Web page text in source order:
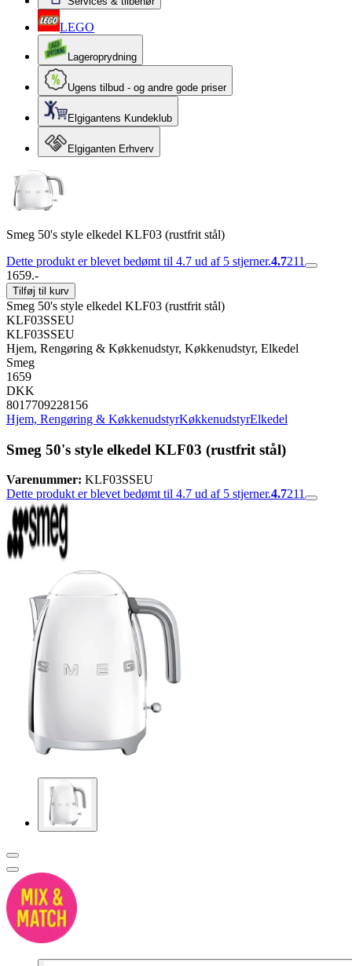
LEGO
Lageroprydning
Ugens tilbud - og andre gode priser
Elgigantens Kundeklub
Elgiganten Erhverv
Smeg 50's style elkedel KLF03 (rustfrit stål)
Dette produkt er blevet bedømt til 4.7 ud af 5 stjerner.4.7211
1659.-
Tilføj til kurv
Smeg 50's style elkedel KLF03 (rustfrit stål)
KLF03SSEU
KLF03SSEU
Hjem, Rengøring & Køkkenudstyr, Køkkenudstyr, Elkedel
Smeg
1659
DKK
8017709228156
Hjem, Rengøring & KøkkenudstyrKøkkenudstyrElkedel
Smeg 50's style elkedel KLF03 (rustfrit stål)
Varenummer: KLF03SSEU
Dette produkt er blevet bedømt til 4.7 ud af 5 stjerner.4.7211